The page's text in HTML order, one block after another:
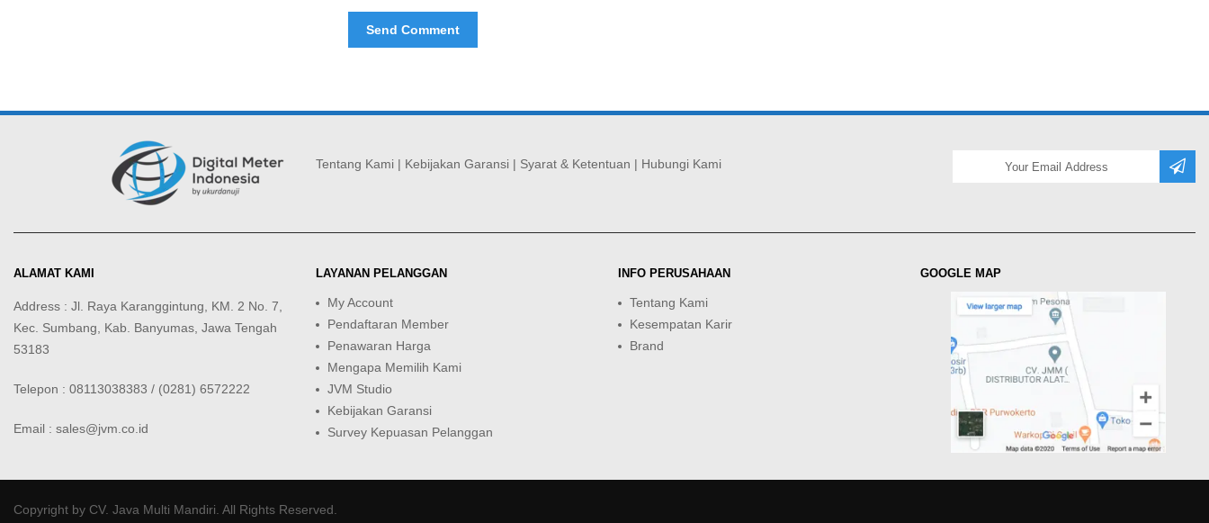
Tentang Kami | Kebijakan Garansi | Syarat & Ketentuan | Hubungi Kami
ALAMAT KAMI
Address : Jl. Raya Karanggintung, KM. 2 No. 7,
Kec. Sumbang, Kab. Banyumas, Jawa Tengah
53183
Telepon : 08113038383 / (0281) 6572222
Email : sales@jvm.co.id
LAYANAN PELANGGAN
My Account
Pendaftaran Member
Penawaran Harga
Mengapa Memilih Kami
JVM Studio
Kebijakan Garansi
Survey Kepuasan Pelanggan
INFO PERUSAHAAN
Tentang Kami
Kesempatan Karir
Brand
GOOGLE MAP
Copyright by CV. Java Multi Mandiri. All Rights Reserved.